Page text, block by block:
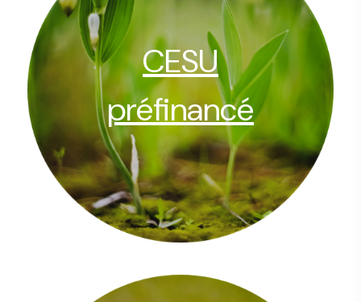
CESU
préfinancé